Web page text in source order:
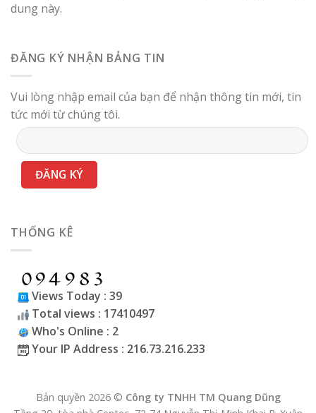
dung này.
ĐĂNG KÝ NHẬN BẢNG TIN
Vui lòng nhập email của bạn để nhận thông tin mới, tin
tức mới từ chúng tôi.
THỐNG KÊ
Views Today : 39
Total views : 17410497
Who's Online : 2
Your IP Address : 216.73.216.233
Bản quyền 2026 © Công ty TNHH TM Quang Dũng